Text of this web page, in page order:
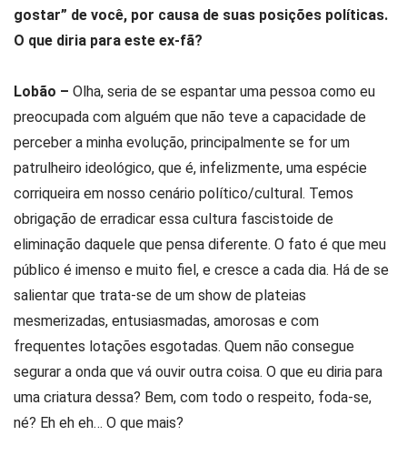
gostar” de você, por causa de suas posições políticas.
O que diria para este ex-fã?
Lobão – Olha, seria de se espantar uma pessoa como eu
preocupada com alguém que não teve a capacidade de
perceber a minha evolução, principalmente se for um
patrulheiro ideológico, que é, infelizmente, uma espécie
corriqueira em nosso cenário político/cultural. Temos
obrigação de erradicar essa cultura fascistoide de
eliminação daquele que pensa diferente. O fato é que meu
público é imenso e muito fiel, e cresce a cada dia. Há de se
salientar que trata-se de um show de plateias
mesmerizadas, entusiasmadas, amorosas e com
frequentes lotações esgotadas. Quem não consegue
segurar a onda que vá ouvir outra coisa. O que eu diria para
uma criatura dessa? Bem, com todo o respeito, foda-se,
né? Eh eh eh… O que mais?